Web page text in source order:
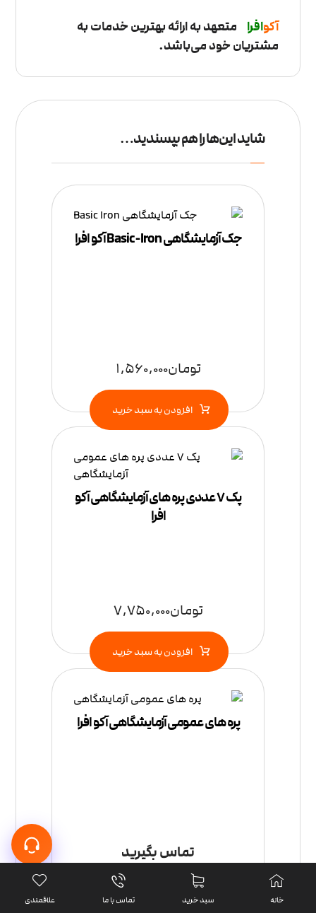
آکوافرا متعهد به ارائه بهترین خدمات به
مشتریان خود می‌باشد.
شاید این‌ها را هم بپسندید…
جک آزمایشگاهی Basic-Iron آکو افرا
تومان1,560,000
افزودن به سبد خرید
پک 7 عددی پره های آزمایشگاهی آکو
افرا
تومان7,750,000
افزودن به سبد خرید
پره های عمومی آزمایشگاهی آکو افرا
تماس بگیرید
خانه سبد خرید تماس با ما علاقمندی